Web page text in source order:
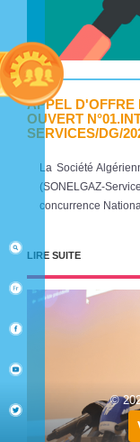
APPEL D'OFFRE
OUVERT
SERVICES/DG/
La Société
(SONELGAZ-
concurrence
LIRE SUITE
©